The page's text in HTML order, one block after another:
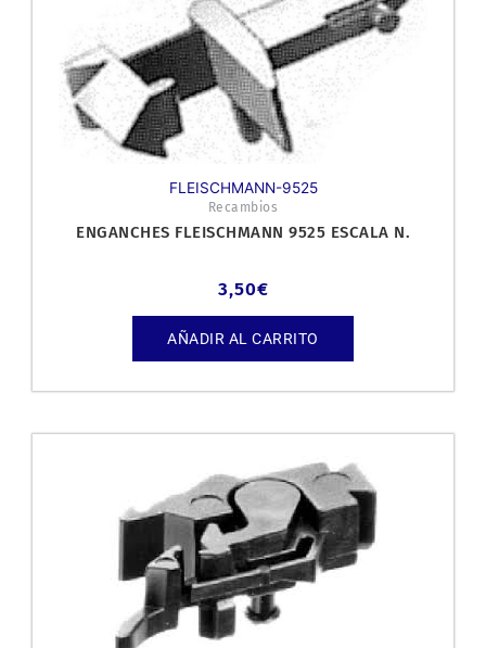
FLEISCHMANN-9525
Recambios
ENGANCHES FLEISCHMANN 9525 ESCALA N.
3,50€
AÑADIR AL CARRITO